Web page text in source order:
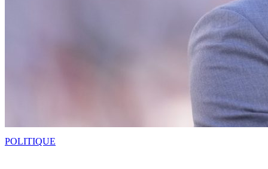
POLITIQUE